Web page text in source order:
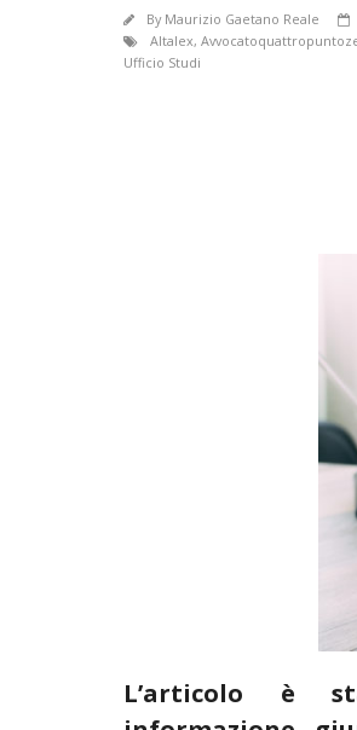
By Maurizio Gaetano Reale
Altalex,
Ufficio Studi
L’articolo è